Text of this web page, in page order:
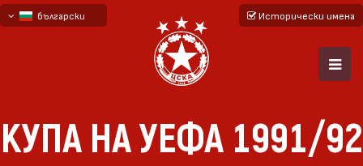
български
Исторически имена
КУПА НА УЕФА 1991/92